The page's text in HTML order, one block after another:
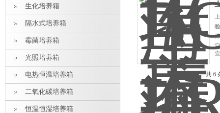
生化培养箱
隔水式培养箱
霉菌培养箱
光照培养箱
电热恒温培养箱
二氧化碳培养箱
恒温恒湿培养箱
共 6